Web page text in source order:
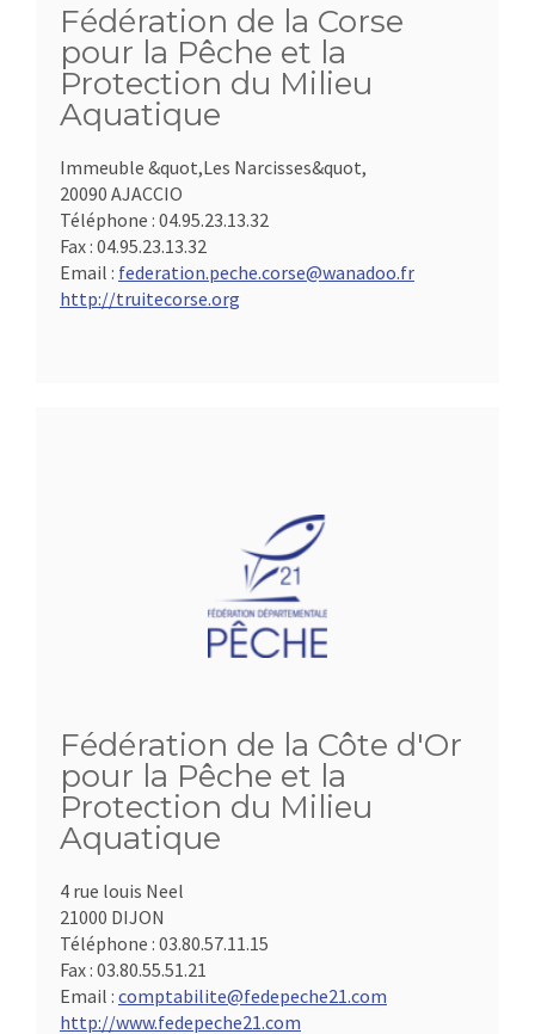
Fédération de la Corse
pour la Pêche et la
Protection du Milieu
Aquatique
Immeuble &quot,Les Narcisses&quot,
20090 AJACCIO
Téléphone : 04.95.23.13.32
Fax : 04.95.23.13.32
Email : federation.peche.corse@wanadoo.fr
http://truitecorse.org
Fédération de la Côte d'Or
pour la Pêche et la
Protection du Milieu
Aquatique
4 rue louis Neel
21000 DIJON
Téléphone : 03.80.57.11.15
Fax : 03.80.55.51.21
Email : comptabilite@fedepeche21.com
http://www.fedepeche21.com